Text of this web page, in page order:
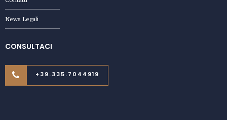
News Legali
CONSULTACI
+39.335.7044919